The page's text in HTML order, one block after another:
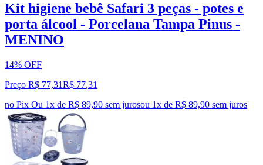
Kit higiene bebê Safari 3 peças - potes e
porta álcool - Porcelana Tampa Pinus -
MENINO
14% OFF
Preço R$ 77,31R$ 77,31
no Pix Ou 1x de R$ 89,90 sem jurosou 1x de R$ 89,90 sem juros